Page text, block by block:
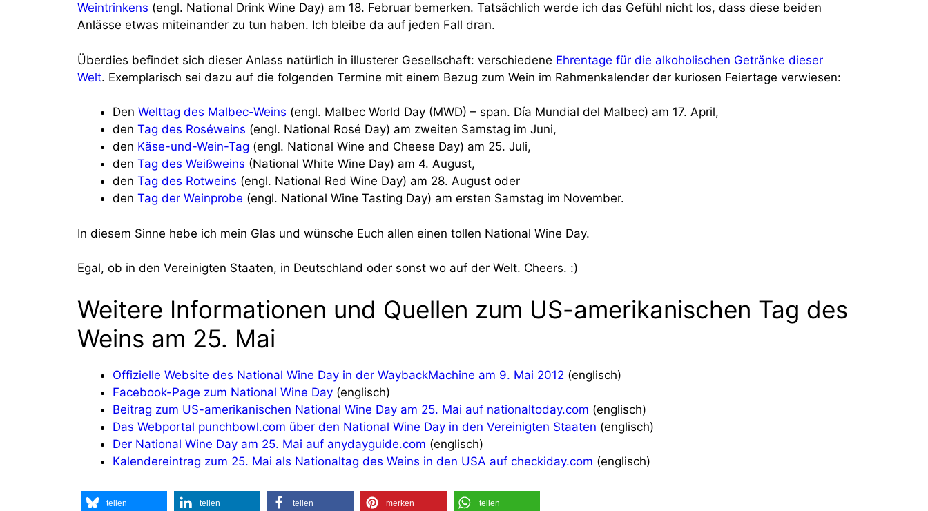
Weintrinkens (engl. National Drink Wine Day) am 18. Februar bemerken. Tatsächlich werde ich das Gefühl nicht los, dass diese beiden
Anlässe etwas miteinander zu tun haben. Ich bleibe da auf jeden Fall dran.
Überdies befindet sich dieser Anlass natürlich in illusterer Gesellschaft: verschiedene Ehrentage für die alkoholischen Getränke dieser
Welt. Exemplarisch sei dazu auf die folgenden Termine mit einem Bezug zum Wein im Rahmenkalender der kuriosen Feiertage verwiesen:
Den Welttag des Malbec-Weins (engl. Malbec World Day (MWD) – span. Día Mundial del Malbec) am 17. April,
den Tag des Roséweins (engl. National Rosé Day) am zweiten Samstag im Juni,
den Käse-und-Wein-Tag (engl. National Wine and Cheese Day) am 25. Juli,
den Tag des Weißweins (National White Wine Day) am 4. August,
den Tag des Rotweins (engl. National Red Wine Day) am 28. August oder
den Tag der Weinprobe (engl. National Wine Tasting Day) am ersten Samstag im November.
In diesem Sinne hebe ich mein Glas und wünsche Euch allen einen tollen National Wine Day.
Egal, ob in den Vereinigten Staaten, in Deutschland oder sonst wo auf der Welt. Cheers. :)
Weitere Informationen und Quellen zum US-amerikanischen Tag des
Weins am 25. Mai
Offizielle Website des National Wine Day in der WaybackMachine am 9. Mai 2012 (englisch)
Facebook-Page zum National Wine Day (englisch)
Beitrag zum US-amerikanischen National Wine Day am 25. Mai auf nationaltoday.com (englisch)
Das Webportal punchbowl.com über den National Wine Day in den Vereinigten Staaten (englisch)
Der National Wine Day am 25. Mai auf anydayguide.com (englisch)
Kalendereintrag zum 25. Mai als Nationaltag des Weins in den USA auf checkiday.com (englisch)
teilen teilen teilen merken teilen